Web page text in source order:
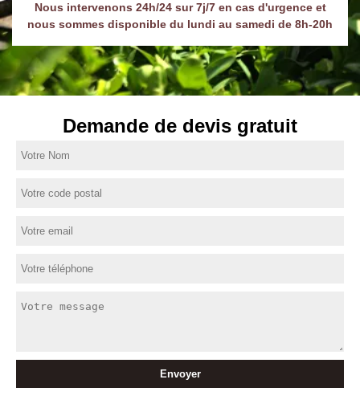
Nous intervenons 24h/24 sur 7j/7 en cas d'urgence et
nous sommes disponible du lundi au samedi de 8h-20h
Demande de devis gratuit